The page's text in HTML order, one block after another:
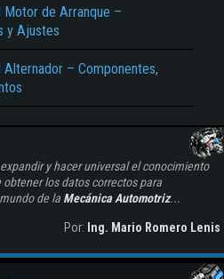
Motor de Arranque –
y Ajustes
– Componentes,
y hacer universal el conocimiento
los datos correctos para
de la Mecánica Automotriz...
Por: Ing. Mario Romero Lenis